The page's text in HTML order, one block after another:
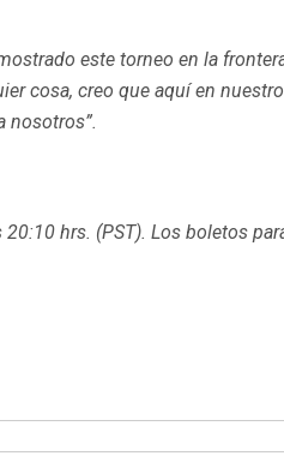
este torneo en la
cosa, creo que aquí en
nosotros”.
hrs. (PST). Los boletos